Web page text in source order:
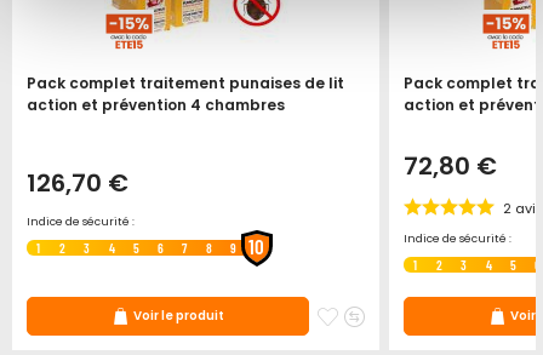
Pack complet traitement punaises de lit
action et prévention 4 chambres
126,70 €
Indice de sécurité :
1 2 3 4 5 6 7 8 9 10
Voir le produit
AjouterAjouter
Pack complet
action et
72,80 €
2 avis
Indice de sécurité :
1 2 3 4 5 6
Voir